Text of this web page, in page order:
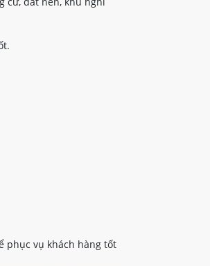
phục vụ khách hàng tốt